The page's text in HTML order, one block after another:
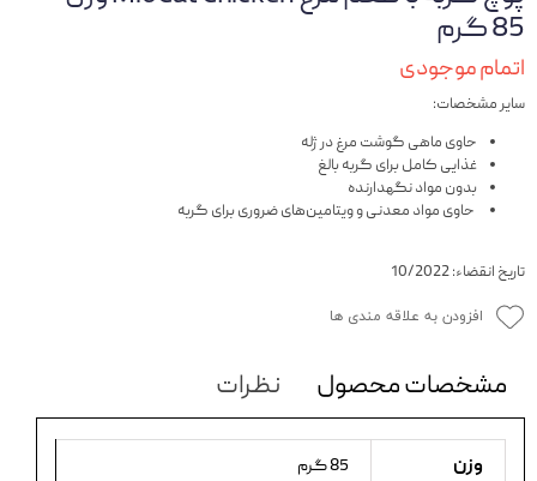
85 گرم
اتمام موجودی
سایر مشخصات:
حاوی ماهی گوشت مرغ در ژله
غذایی کامل برای گربه بالغ
بدون مواد نگهدارنده
حاوی مواد معدنی و ویتامین‌های ضروری برای گربه
تاریخ انقضاء: 10/2022
افزودن به علاقه مندی ها
مشخصات محصول نظرات
وزن 85 گرم